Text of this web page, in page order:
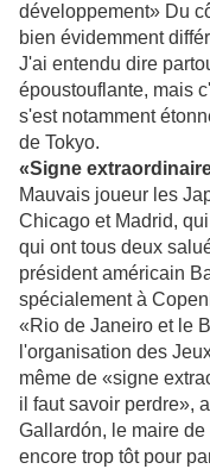
développement» Du
bien évidemment
J'ai entendu dire
époustouflante, mais
s'est notamment
de Tokyo.
«Signe
Mauvais joueur les
Chicago et Madrid,
qui ont tous deux
président américain
spécialement à
«Rio de Janeiro et le
l'organisation des
même de «signe
il faut savoir perdre»,
Gallardón, le maire
encore trop tôt pour